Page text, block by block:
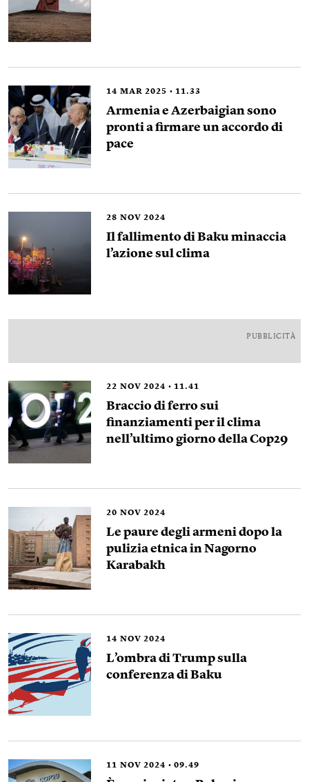
14 MAR 2025 11.33
Armenia e Azerbaigian sono
pronti a firmare un accordo di
pace
28 NOV 2024
Il fallimento di Baku minaccia
l’azione sul clima
PUBBLICITÀ
22 NOV 2024 11.41
Braccio di ferro sui
finanziamenti per il clima
nell’ultimo giorno della Cop29
20 NOV 2024
Le paure degli armeni dopo la
pulizia etnica in Nagorno
Karabakh
14 NOV 2024
L’ombra di Trump sulla
conferenza di Baku
11 NOV 2024 09.49